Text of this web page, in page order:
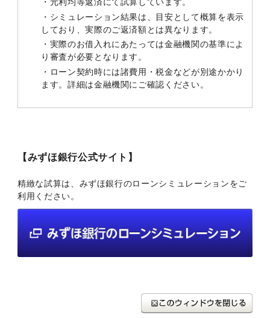
・シミュレーション結果は、目安として概算を表示
しており、実際のご返済額とは異なります。
・実際のお借入れにあたっては金融機関の基準によ
り審査が必要となります。
・ローン契約時には諸費用・税金などが別途かかり
ます。詳細は金融機関にご確認ください。
【みずほ銀行公式サイト】
精緻な試算は、みずほ銀行のローンシミュレーションをご
利用ください。